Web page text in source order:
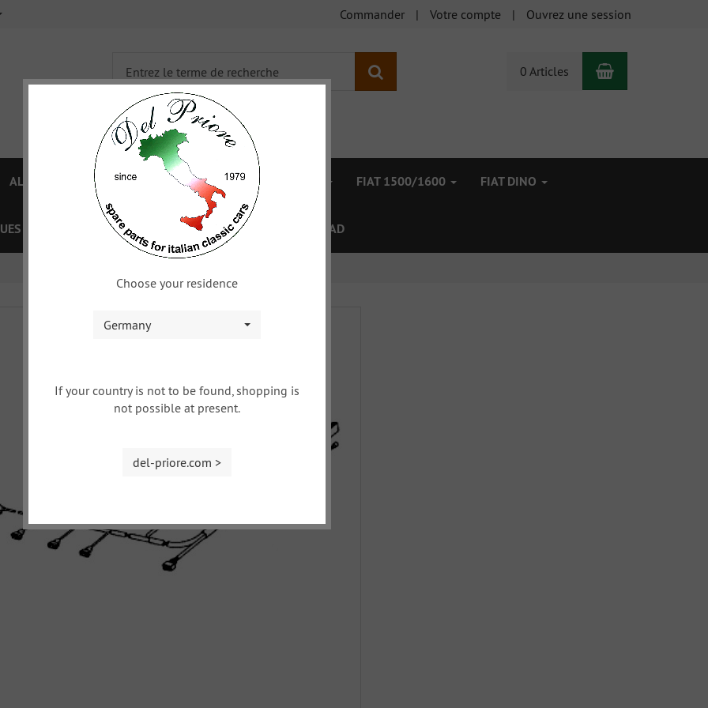
Commander Votre compte Ouvrez une session
0 Articles Panier
ALFA 750/101 ALFA 105/115 FIAT TOPOLINO FIAT 1500/1600 FIAT DINO
OFFRES SPÉCIAL COUPON XY DOWNLOAD
Choose your residence
Germany
If your country is not to be found, shopping is
not possible at present.
del-priore.com >